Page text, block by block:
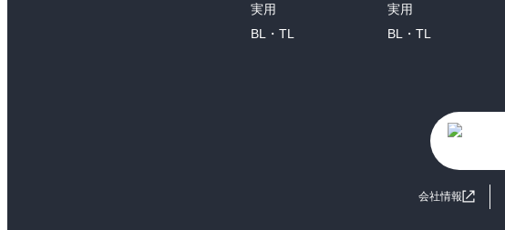
実用
BL・TL
実用
BL・TL
会社情報